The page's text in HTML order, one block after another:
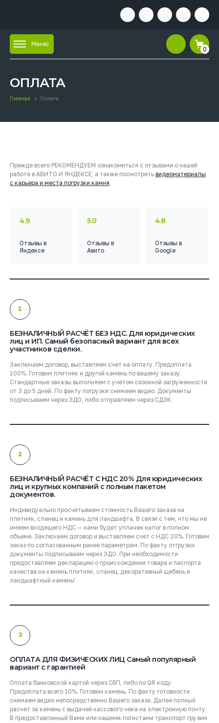
Меню
0
ОПЛАТА
Главная Оплата
Прежде всего РЕКОМЕНДУЕМ ознакомиться с отзывами о нашей
работе в АВИТО И ЯНДЕКСЕ, а также посмотреть видеоматериалы
с карьера и места погрузки камня.
4.9
Отзывы в
Яндексе
5.0
Отзывыв
Авито
4.8
Отзывы в
Google
1
БЕЗНАЛИЧНЫЙ РАСЧЁТ БЕЗ НДС. Для юридических
лиц и ИП. Самый безопасный вариант для всех
участников сделки.
Заключаем договор, выставляем счет на оплату. Предоплата
100%. Готовим плитняк и другой камень по вашему заказу.
Стандартные заказы выполняем с учётом сезонной загруженности
от 3 до 5 дней. По факту погрузки снимаем видео. Документы
подписываем через ЭДО, либо отправляем через СДЭК.
2
БЕЗНАЛИЧНЫЙ РАСЧЁТ С НДС 20% Для юридических
лиц и крупных компаний с полным пакетом
документов.
Индивидуально просчитываем стоимость Вашего заказа на
плитняк, сланец и камень для ландшафта. В связи с тем, что мы не
имеем входящего НДС — нами будет уплачен налог в полном
объеме. Заключаем договор и выставляем счёт с НДС 20%. Готовим
заказ по согласованным ранее параметрам. По факту отгрузки
документы подписываем через ЭДО. При необходимости
предоставляем декларацию о происхождении товара и паспорта
качества на камень плитняк, сланец, декоративный щебень и
ландшафтный камень!
3
ОПЛАТА ДЛЯ ФИЗИЧЕСКИХ ЛИЦ Самый популярный
вариант с гарантией
Оплата банковской картой через СБП, либо по QR коду.
Предоплата всего 10%. Готовим камень. По факту готовности
снимаем видео непосредственно Вашего заказа. Далее полный
расчёт за камень с выдачей кассового чека на электронную почту.
В предоставленный Вами или нашими логистами транспорт грузим